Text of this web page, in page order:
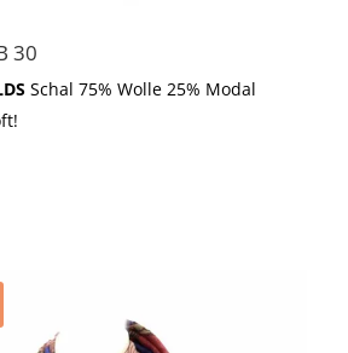
30
Schal 75% Wolle 25% Modal